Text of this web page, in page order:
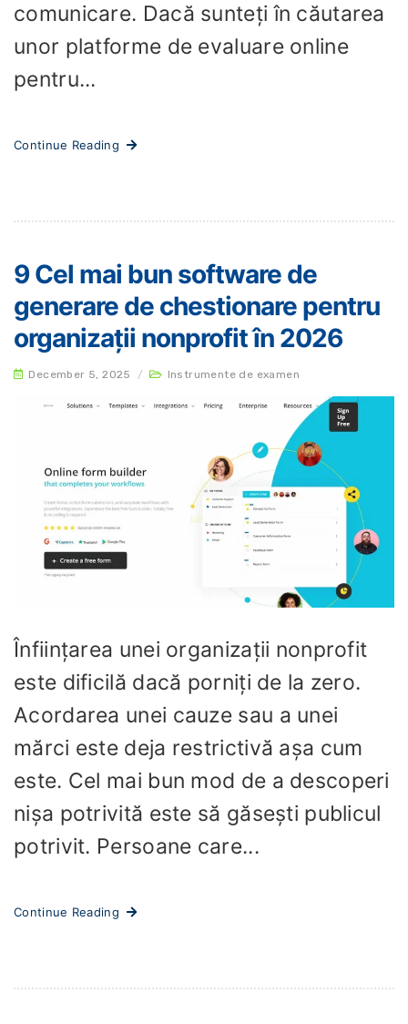
comunicare. Dacă sunteți în căutarea
unor platforme de evaluare online
pentru...
Continue Reading
9 Cel mai bun software de
generare de chestionare pentru
organizații nonprofit în 2026
December 5, 2025 / Instrumente de examen
Înființarea unei organizații nonprofit
este dificilă dacă porniți de la zero.
Acordarea unei cauze sau a unei
mărci este deja restrictivă așa cum
este. Cel mai bun mod de a descoperi
nișa potrivită este să găsești publicul
potrivit. Persoane care...
Continue Reading